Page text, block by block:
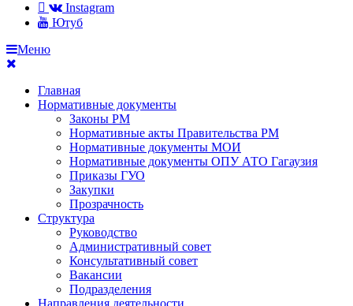
Instagram
Ютуб
Меню
Главная
Нормативные документы
Законы РМ
Нормативные акты Правительства РМ
Нормативные документы МОИ
Нормативные документы ОПУ АТО Гагаузия
Приказы ГУО
Закупки
Прозрачность
Структура
Руководство
Административный совет
Консультативный совет
Вакансии
Подразделения
Направления деятельности